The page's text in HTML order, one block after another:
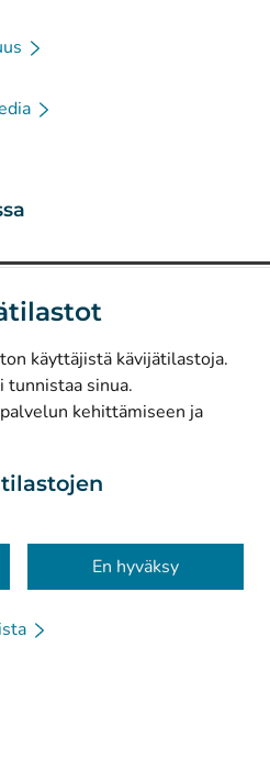
käyttäjistä kävijätilastoja.
tunnistaa sinua.
kehittämiseen ja
En hyväksy
välilehteen)
välilehteen)